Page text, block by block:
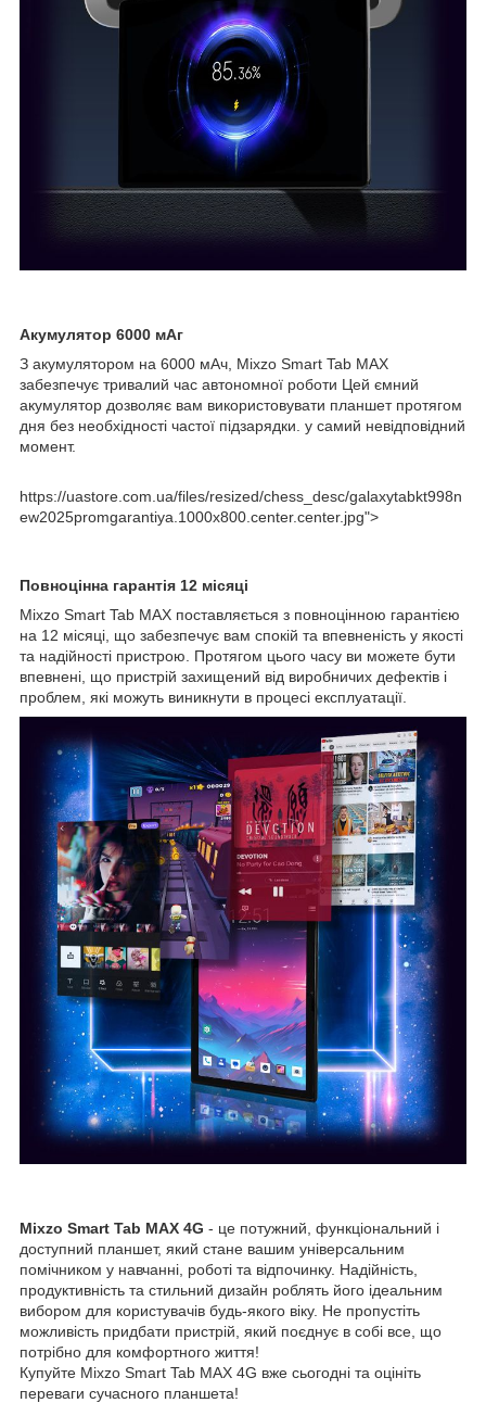
Акумулятор 6000 мАг
З акумулятором на 6000 мАч, Mixzo Smart Tab MAX
забезпечує тривалий час автономної роботи Цей ємний
акумулятор дозволяє вам використовувати планшет протягом
дня без необхідності частої підзарядки. у самий невідповідний
момент.
https://uastore.com.ua/files/resized/chess_desc/galaxytabkt998n
ew2025promgarantiya.1000x800.center.center.jpg">
Повноцінна гарантія 12 місяці
Mixzo Smart Tab MAX поставляється з повноцінною гарантією
на 12 місяці, що забезпечує вам спокій та впевненість у якості
та надійності пристрою. Протягом цього часу ви можете бути
впевнені, що пристрій захищений від виробничих дефектів і
проблем, які можуть виникнути в процесі експлуатації.
Mixzo Smart Tab MAX 4G - це потужний, функціональний і
доступний планшет, який стане вашим універсальним
помічником у навчанні, роботі та відпочинку. Надійність,
продуктивність та стильний дизайн роблять його ідеальним
вибором для користувачів будь-якого віку. Не пропустіть
можливість придбати пристрій, який поєднує в собі все, що
потрібно для комфортного життя!
Купуйте Mixzo Smart Tab MAX 4G вже сьогодні та оцініть
переваги сучасного планшета!